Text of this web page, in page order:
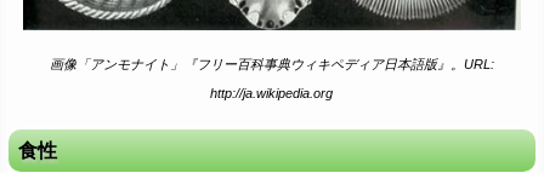
画像「アンモナイト」『フリー百科事典ウィキペディア日本語版』。URL:
http://ja.wikipedia.org
食性